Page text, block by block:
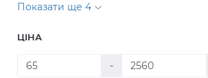
Показати ще 4
ЦІНА
-